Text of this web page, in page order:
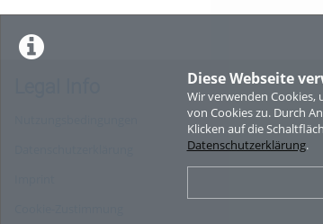
Diese Webseite
Wir verwenden Cookies,
von Cookies zu. Durch
Klicken auf die
Datenschutzerklärung.